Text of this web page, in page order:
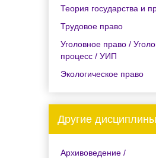
Теория государства и
Трудовое право
Уголовное право /
процесс / УИП
Экологическое право
Другие дисциплины
Архивоведение /